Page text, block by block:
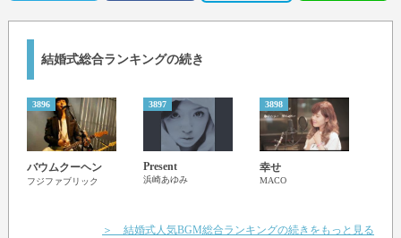
君の笑顔を見てると 胸が苦しくなるんだよ
今日も僕は願ってる 瞳を合わせて笑えるように
君が誰かと楽しそうに 話すだけで切ないよ
こんな気持ちは誰にも言えないだろうな
だから僕は想うだけ
君が大好きです
結婚式総合ランキングの続き
3896
バウムクーヘン
フジファブリック
3897
Present
浜崎あゆみ
3898
幸せ
MACO
＞ 結婚式人気BGM総合ランキングの続きをもっと見る